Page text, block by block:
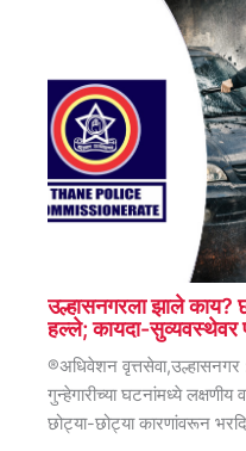
उल्हासनगरला झाले काय?
हल्ले; कायदा-सुव्यवस्थेवर
®अधिवेशन वृत्तसेवा,उल्हासनगर
गुन्हेगारीच्या घटनांमध्ये
छोट्या-छोट्या कारणांवरून